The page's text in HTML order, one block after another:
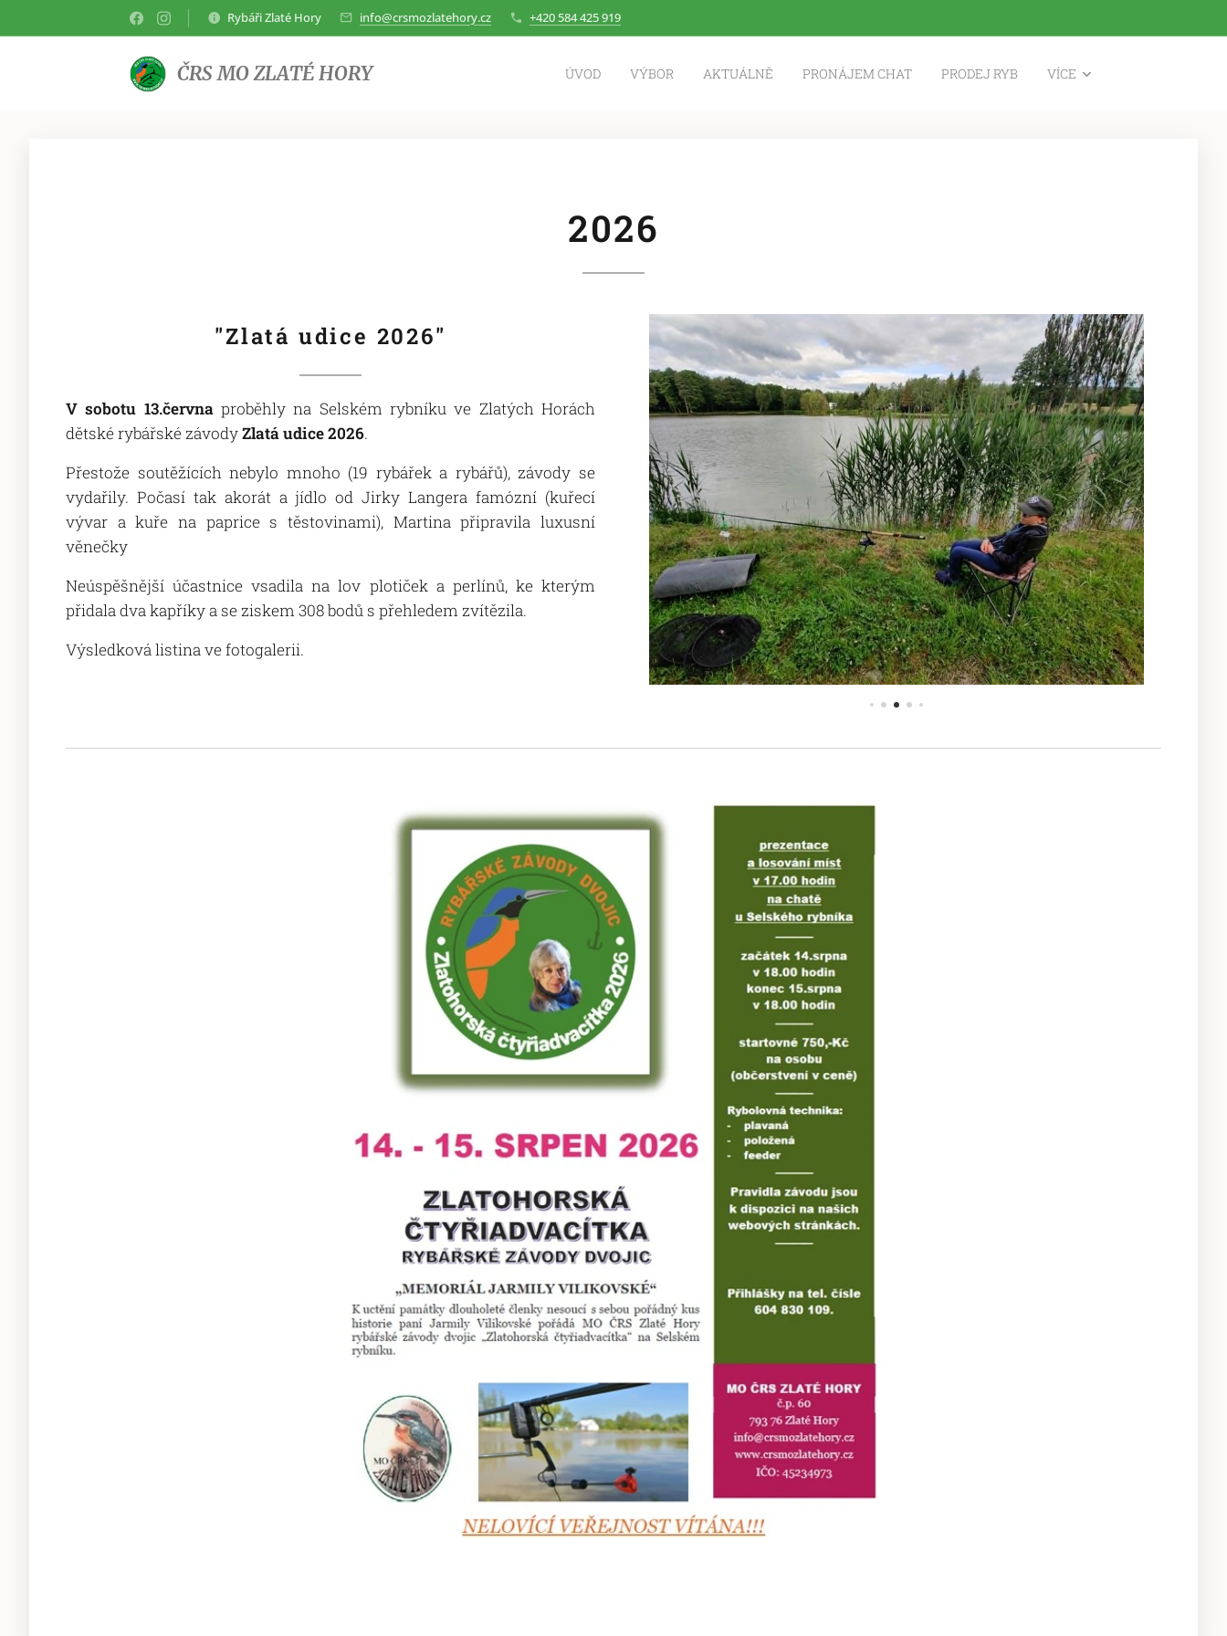
Rybáři Zlaté Hory info@crsmozlatehory.cz +420 584 425 919
ČRS MO ZLATÉ HORY ÚVOD VÝBOR AKTUÁLNĚ PRONÁJEM CHAT PRODEJ RYB VÍCE
2026
"Zlatá udice 2026"
V sobotu 13.červnaproběhly na Selském rybníku ve Zlatých Horách
dětské rybářské závodyZlatá udice 2026.
Přestože soutěžících nebylo mnoho (19 rybářek a rybářů), závody se
vydařily. Počasí tak akorát a jídlo od Jirky Langera famózní (kuřecí
vývar a kuře na paprice s těstovinami), Martina připravila luxusní
věnečky
Neúspěšnější účastnice vsadila na lov plotiček a perlínů, ke kterým
přidala dva kapříky a se ziskem 308 bodů s přehledem zvítězila.
Výsledková listina ve fotogalerii.